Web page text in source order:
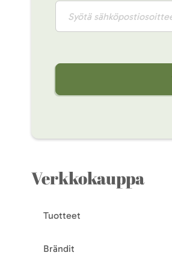
Verkkokauppa
Tuotteet
Brändit